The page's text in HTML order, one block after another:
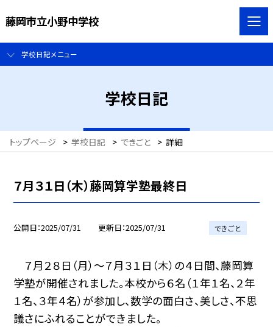
藤岡市立小野中学校
学校日記メニュー
学校日記
トップページ > 学校日記 > できごと > 詳細
７月３１日（木）藤岡算学塾最終日
公開日 2025/07/31 更新日 2025/07/31 できごと
７月２８日（月）〜７月３１日（木）の４日間、藤岡算
学塾が開催されました。本校から６名（１年１名、２年
１名、３年４名）が参加し、数学の面白さ、美しさ、不思
議さにふれることができました。